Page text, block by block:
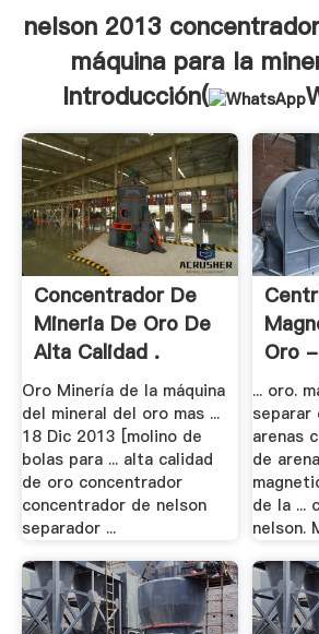
nelson 2013
máquina para la
Introducción(
Concentrador De
Mineria De Oro De
Alta Calidad .
Oro Minería de la máquina
del mineral del oro mas ...
18 Dic 2013 [molino de
bolas para ... alta calidad
de oro concentrador
concentrador de nelson
separador ...
Oro
... oro.
separar
arenas
de
de la ...
nelson.